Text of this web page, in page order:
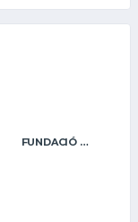
FUNDACIÓ CAIXA RURAL VILA-REAL